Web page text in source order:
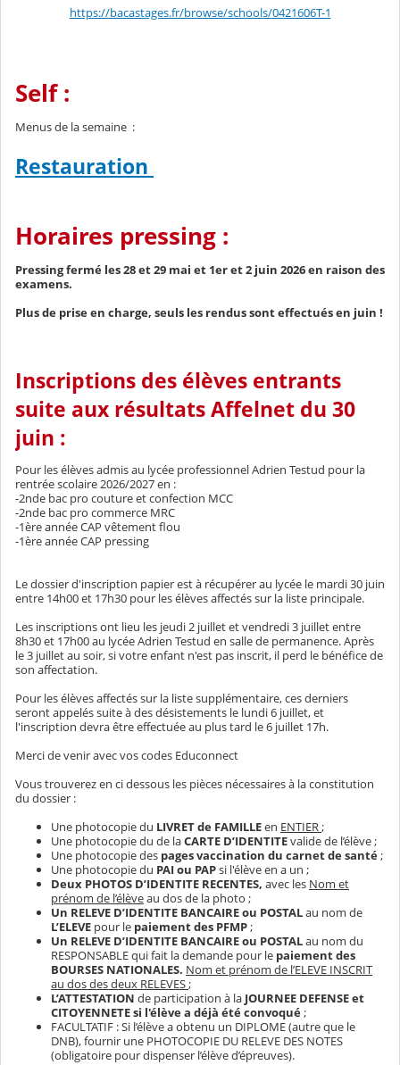
https://bacastages.fr/browse/schools/0421606T-1
Self :
Menus de la semaine :
Restauration
Horaires pressing :
Pressing fermé les 28 et 29 mai et 1er et 2 juin 2026 en raison des
examens.
Plus de prise en charge, seuls les rendus sont effectués en juin !
Inscriptions des élèves entrants
suite aux résultats Affelnet du 30
juin :
Pour les élèves admis au lycée professionnel Adrien Testud pour la
rentrée scolaire 2026/2027 en :
-2nde bac pro couture et confection MCC
-2nde bac pro commerce MRC
-1ère année CAP vêtement flou
-1ère année CAP pressing
Le dossier d'inscription papier est à récupérer au lycée le mardi 30 juin
entre 14h00 et 17h30 pour les élèves affectés sur la liste principale.
Les inscriptions ont lieu les jeudi 2 juillet et vendredi 3 juillet entre
8h30 et 17h00 au lycée Adrien Testud en salle de permanence. Après
le 3 juillet au soir, si votre enfant n'est pas inscrit, il perd le bénéfice de
son affectation.
Pour les élèves affectés sur la liste supplémentaire, ces derniers
seront appelés suite à des désistements le lundi 6 juillet, et
l'inscription devra être effectuée au plus tard le 6 juillet 17h.
Merci de venir avec vos codes Educonnect
Vous trouverez en ci dessous les pièces nécessaires à la constitution
du dossier :
Une photocopie du LIVRET de FAMILLEen ENTIER;
Une photocopie du de laCARTE D’IDENTITEvalide de l’élève ;
Une photocopie des pages vaccination du carnet de santé;
Une photocopie du PAI ou PAPsi l'élève en a un ;
Deux PHOTOS D’IDENTITE RECENTES, avec les Nom et
prénom de l’élèveau dos de la photo ;
Un RELEVE D’IDENTITE BANCAIRE ou POSTALau nom de
L’ELEVE pour le paiement des PFMP;
Un RELEVE D’IDENTITE BANCAIRE ou POSTALau nom du
RESPONSABLEqui fait la demande pour le paiement des
BOURSES NATIONALES. Nom et prénom de l’ELEVE INSCRIT
au dos des deux RELEVES;
L’ATTESTATION de participation à la JOURNEE DEFENSE et
CITOYENNETE si l'élève a déjà été convoqué;
FACULTATIF : Si l’élève a obtenu un DIPLOME (autre que le
DNB), fournir une PHOTOCOPIE DU RELEVE DES NOTES
(obligatoire pour dispenser l’élève d’épreuves).